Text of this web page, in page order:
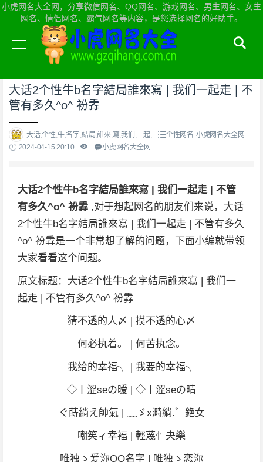
小虎网名大全网，分享微信网名、QQ网名、游戏网名、男生网名、女生
网名、情侣网名、霸气网名等内容，是您选择网名的好助手。
当前位置：小虎网名大全网首页>个性网名
大话2个性牛b名字結局誰來寫 | 我们一起走 | 不
管有多久^o^ 衯掱
大话,个性,牛,名字,結局,誰來,寫,我们,一起,
个性网名-小虎网名大全网
2024-04-15 20:10
小虎网名大全网
大话2个性牛b名字結局誰來寫 | 我们一起走 | 不管
有多久^o^ 衯掱 ,对于想起网名的朋友们来说，大话
2个性牛b名字結局誰來寫 | 我们一起走 | 不管有多久
^o^ 衯掱是一个非常想了解的问题，下面小编就带领
大家看看这个问题。
原文标题：大话2个性牛b名字結局誰來寫 | 我们一
起走 | 不管有多久^o^ 衯掱
猜不透的人〆 | 摸不透的心〆
何必执着。 | 何苦执念。
我给的幸福╮ | 我要的幸福╮
◇丨涩seの暧 | ◇丨涩seの晴
ぐ蒔緔え帥氣 | ﹏ゞx溡緔.゛銫女
嘲笶ィ幸褔 | 輕蔑忄夬樂
唯独ゝ爱沵QQ名字 | 唯独ゝ恋沵